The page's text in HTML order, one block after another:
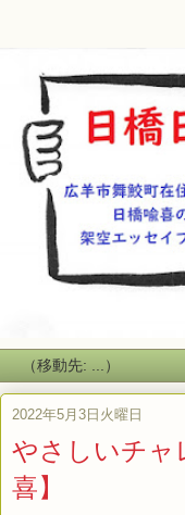
2022年5月3日火曜日
やさしいチャ
喜】